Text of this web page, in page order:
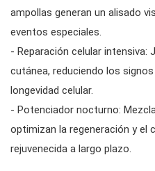
ampollas generan un alisado
eventos especiales.
- Reparación celular intensiva:
cutánea, reduciendo los
longevidad celular.
- Potenciador nocturno:
optimizan la regeneración y el
rejuvenecida a largo plazo.